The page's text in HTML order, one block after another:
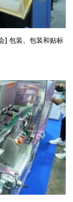
] 包装、包装和贴标